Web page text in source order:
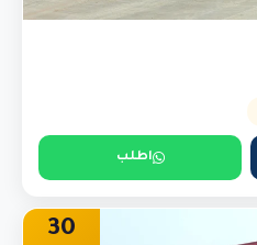
اطلب
30